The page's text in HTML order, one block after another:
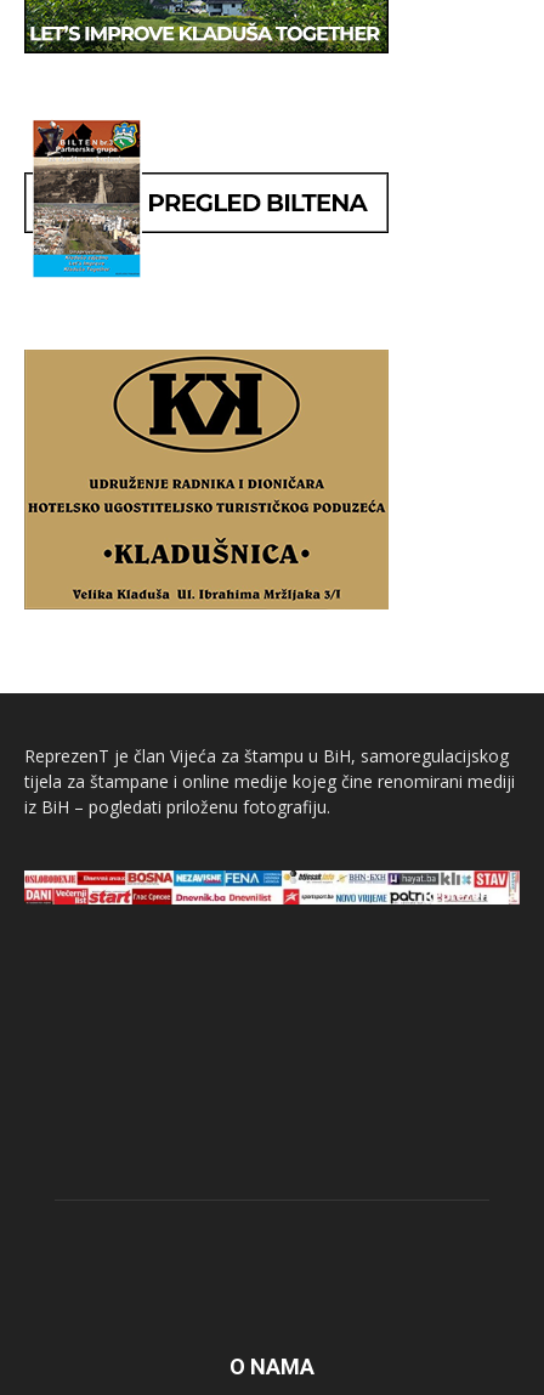
ReprezenT je član Vijeća za štampu u BiH, samoregulacijskog
tijela za štampane i online medije kojeg čine renomirani mediji
iz BiH – pogledati priloženu fotografiju.
O NAMA